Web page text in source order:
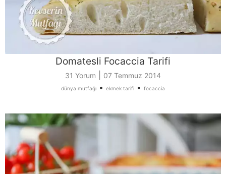
Domatesli Focaccia Tarifi
31 Yorum 07 Temmuz 2014
dünya mutfağı • ekmek tarifi • focaccia